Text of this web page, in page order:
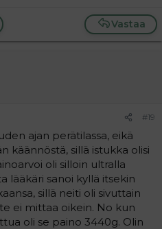
Vastaa
#19
ajan perätilassa, eikä
käännöstä, sillä istukka olisi
oli silloin ultralla
lääkäri sanoi kyllä itsekin
sillä neiti oli sivuttain
ei mittaa oikein. No kun
oli se paino 3440g. Olin